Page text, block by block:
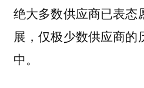
绝大多数供应商已表态
展，仅极少数供应商
中。